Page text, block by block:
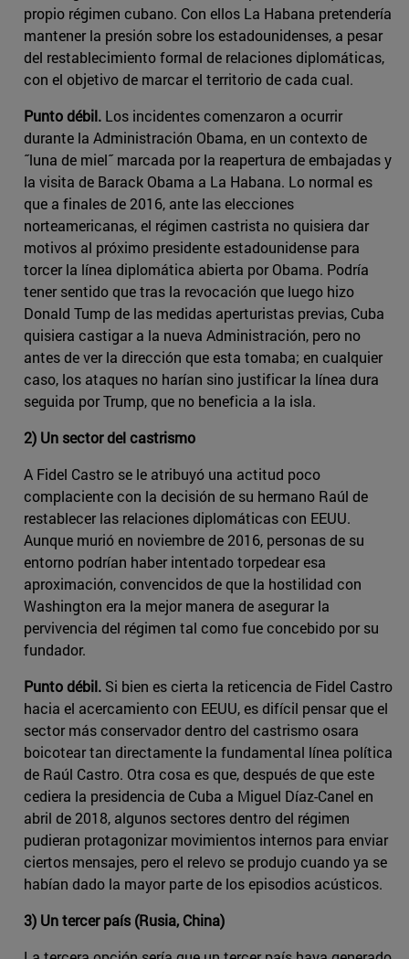
propio régimen cubano. Con ellos La Habana pretendería
mantener la presión sobre los estadounidenses, a pesar
del restablecimiento formal de relaciones diplomáticas,
con el objetivo de marcar el territorio de cada cual.
Punto débil. Los incidentes comenzaron a ocurrir
durante la Administración Obama, en un contexto de
˝luna de miel˝ marcada por la reapertura de embajadas y
la visita de Barack Obama a La Habana. Lo normal es
que a finales de 2016, ante las elecciones
norteamericanas, el régimen castrista no quisiera dar
motivos al próximo presidente estadounidense para
torcer la línea diplomática abierta por Obama. Podría
tener sentido que tras la revocación que luego hizo
Donald Tump de las medidas aperturistas previas, Cuba
quisiera castigar a la nueva Administración, pero no
antes de ver la dirección que esta tomaba; en cualquier
caso, los ataques no harían sino justificar la línea dura
seguida por Trump, que no beneficia a la isla.
2) Un sector del castrismo
A Fidel Castro se le atribuyó una actitud poco
complaciente con la decisión de su hermano Raúl de
restablecer las relaciones diplomáticas con EEUU.
Aunque murió en noviembre de 2016, personas de su
entorno podrían haber intentado torpedear esa
aproximación, convencidos de que la hostilidad con
Washington era la mejor manera de asegurar la
pervivencia del régimen tal como fue concebido por su
fundador.
Punto débil. Si bien es cierta la reticencia de Fidel Castro
hacia el acercamiento con EEUU, es difícil pensar que el
sector más conservador dentro del castrismo osara
boicotear tan directamente la fundamental línea política
de Raúl Castro. Otra cosa es que, después de que este
cediera la presidencia de Cuba a Miguel Díaz-Canel en
abril de 2018, algunos sectores dentro del régimen
pudieran protagonizar movimientos internos para enviar
ciertos mensajes, pero el relevo se produjo cuando ya se
habían dado la mayor parte de los episodios acústicos.
3) Un tercer país (Rusia, China)